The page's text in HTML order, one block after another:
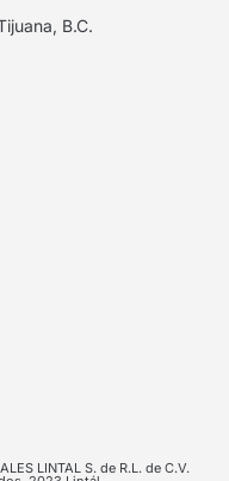
B.C.
LINTAL S. de R.L. de C.V.